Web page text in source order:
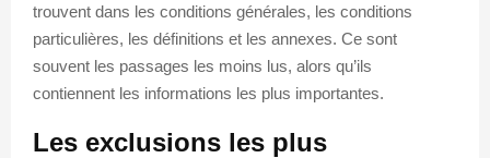
trouvent dans les conditions générales, les conditions
particulières, les définitions et les annexes. Ce sont
souvent les passages les moins lus, alors qu’ils
contiennent les informations les plus importantes.
Les exclusions les plus